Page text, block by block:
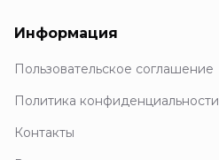
Информация
Пользовательское соглашение
Политика конфиденциальности
Контакты